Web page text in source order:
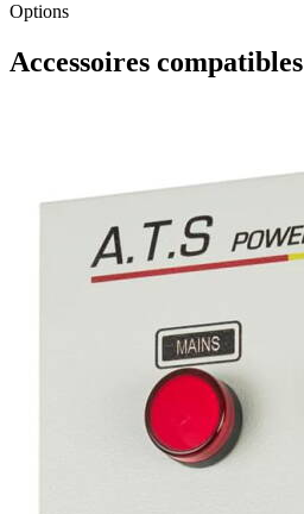
Options
Accessoires compatibles